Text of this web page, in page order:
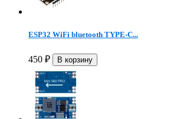
ESP32 WiFi bluetooth TYPE-C...
450 ₽